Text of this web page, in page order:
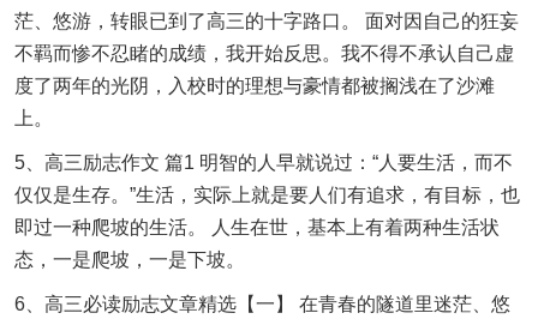
茫、悠游，转眼已到了高三的十字路口。 面对因自己的狂妄
不羁而惨不忍睹的成绩，我开始反思。我不得不承认自己虚
度了两年的光阴，入校时的理想与豪情都被搁浅在了沙滩
上。
5、高三励志作文 篇1 明智的人早就说过：“人要生活，而不
仅仅是生存。”生活，实际上就是要人们有追求，有目标，也
即过一种爬坡的生活。 人生在世，基本上有着两种生活状
态，一是爬坡，一是下坡。
6、高三必读励志文章精选【一】 在青春的隧道里迷茫、悠